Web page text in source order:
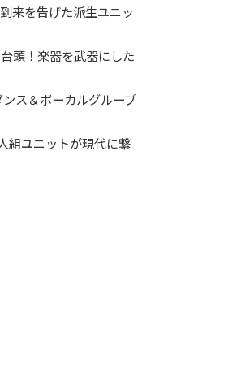
来を告げた派生ユニッ
頭！楽器を武器にした
ス＆ボーカルグループ
組ユニットが現代に繋